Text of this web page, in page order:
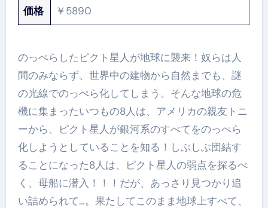
価格 ￥5890
のっぺらしたピクト星人が地球に襲来！奴らは人
間のみならず、世界中の建物から自然までも、謎
の光線でのっぺら化してしまう。そんな地球の危
機に集まったいつもの8人は、アメリカの親友トニ
ーから、ピクト星人が銀河系のすべてをのっぺら
化しようとしていることを知る！しぶしぶ団結す
ることになった8人は、ピクト星人の弱点を探るべ
く、母船に潜入！！！だが、あっさり見つかり追
い詰められて…。果たしてこのまま地球上すべて、